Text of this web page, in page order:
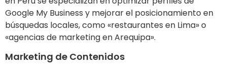
Google My Business y mejorar el posicionamiento en
búsquedas locales, como «restaurantes en Lima» o
«agencias de marketing en Arequipa».
Marketing de Contenidos